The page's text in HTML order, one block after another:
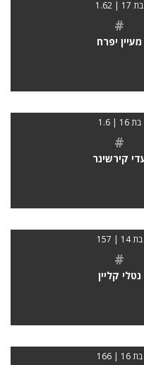
בת 17 | 1.62
#
מעיין יפרח
בת 16 | 1.6
#
קירשינר
בת 14 | 157
#
נטלי קליין
בת 16 | 166